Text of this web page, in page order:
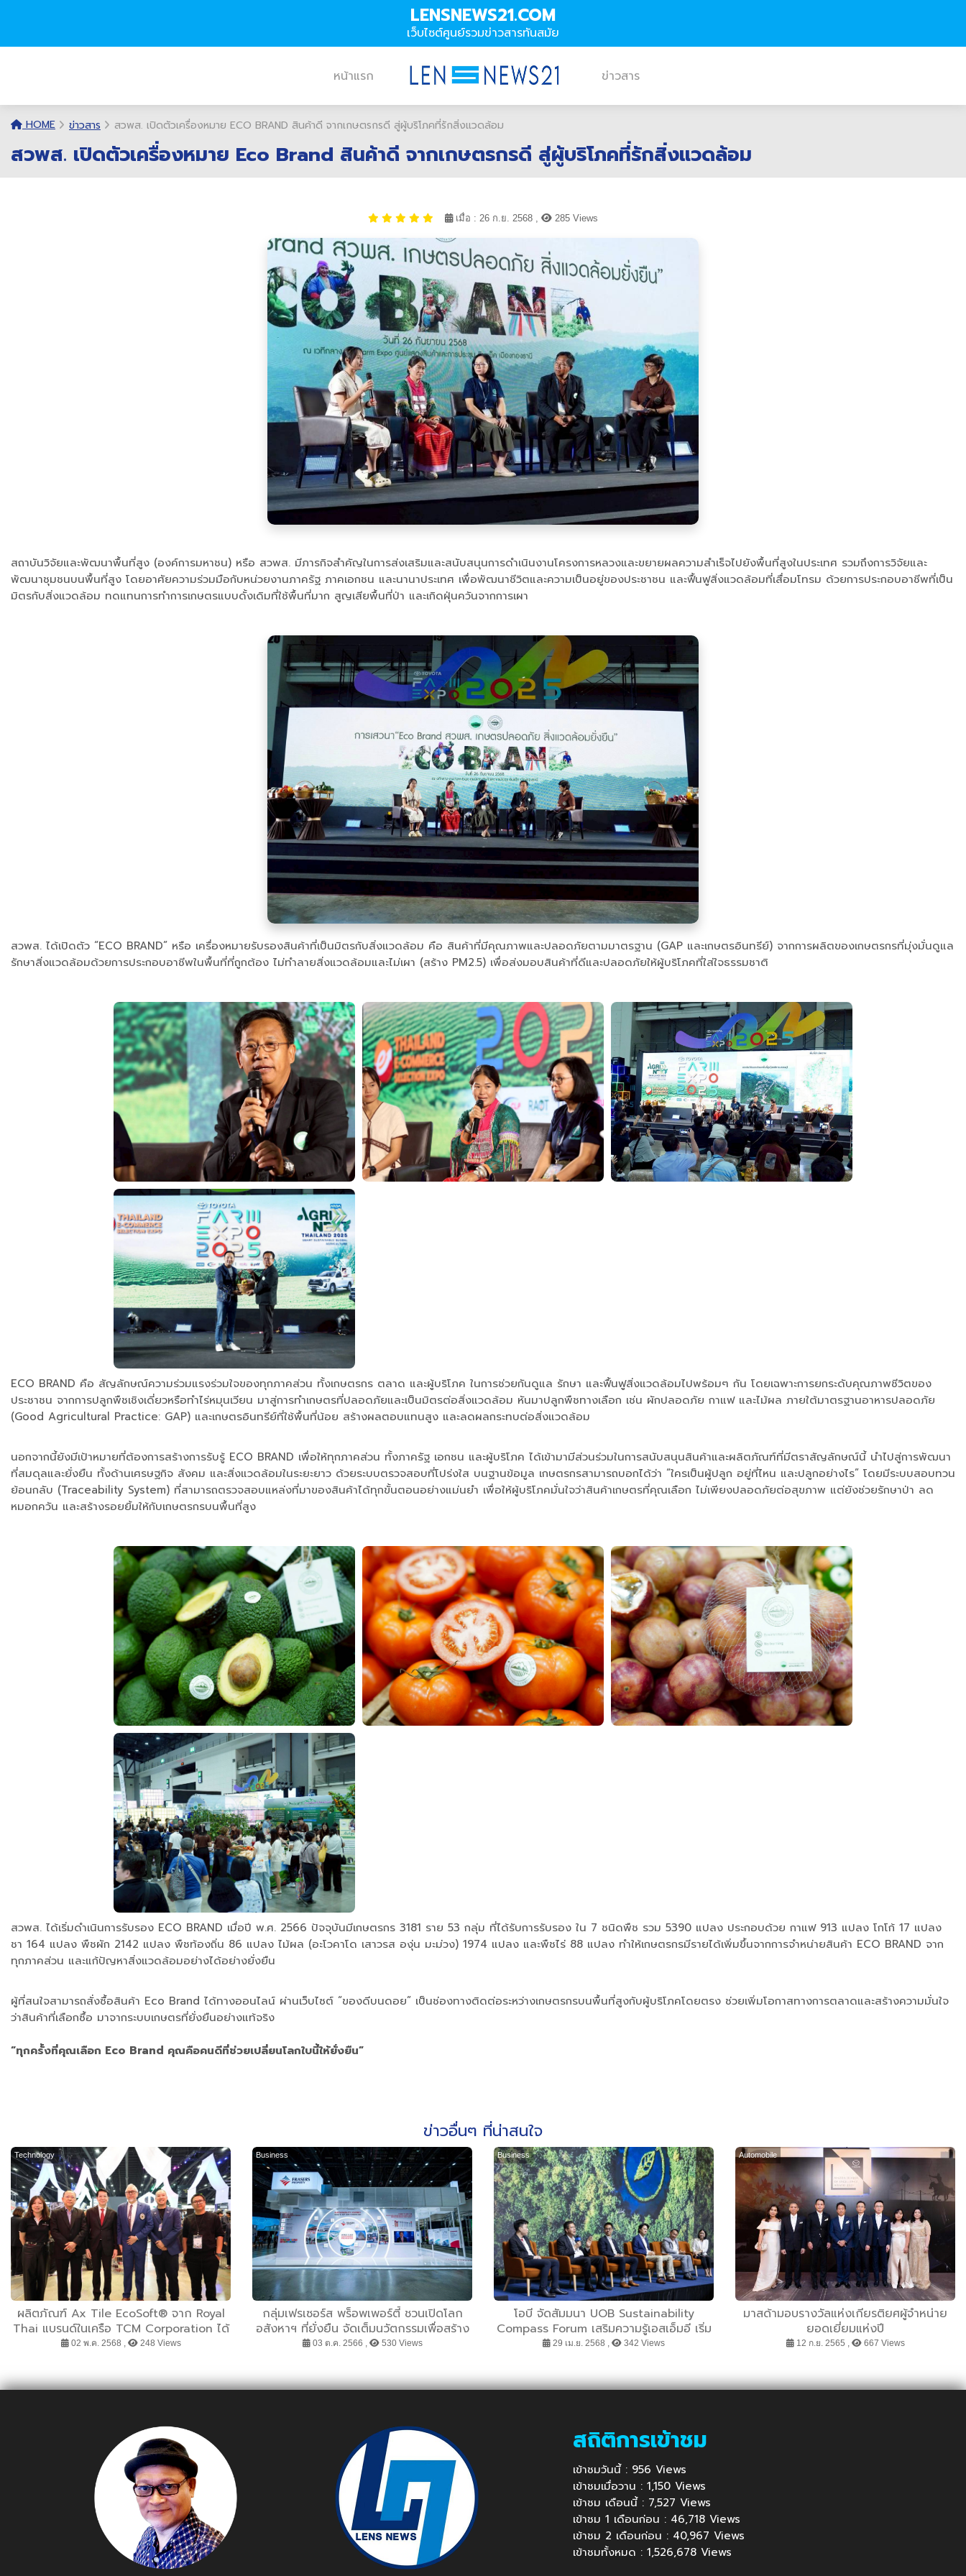
LENSNEWS21.COM
เว็บไซต์ศูนย์รวมข่าวสารทันสมัย
หน้าแรก ข่าวสาร
HOME ข่าวสาร สวพส. เปิดตัวเครื่องหมาย ECO BRAND สินค้าดี จากเกษตรกรดี สู่ผู้บริโภคที่รักสิ่งแวดล้อม
สวพส. เปิดตัวเครื่องหมาย Eco Brand สินค้าดี จากเกษตรกรดี สู่ผู้บริโภคที่รักสิ่งแวดล้อม
เมื่อ : 26 ก.ย. 2568 , 285 Views
สถาบันวิจัยและพัฒนาพื้นที่สูง (องค์การมหาชน) หรือ สวพส. มีภารกิจสำคัญในการส่งเสริมและสนับสนุนการดำเนินงานโครงการหลวงและขยายผลความสำเร็จไปยังพื้นที่สูงในประเทศ รวมถึงการวิจัยและ
พัฒนาชุมชนบนพื้นที่สูง โดยอาศัยความร่วมมือกับหน่วยงานภาครัฐ ภาคเอกชน และนานาประเทศ เพื่อพัฒนาชีวิตและความเป็นอยู่ของประชาชน และฟื้นฟูสิ่งแวดล้อมที่เสื่อมโทรม ด้วยการประกอบอาชีพที่เป็น
มิตรกับสิ่งแวดล้อม ทดแทนการทำการเกษตรแบบดั้งเดิมที่ใช้พื้นที่มาก สูญเสียพื้นที่ป่า และเกิดฝุ่นควันจากการเผา
สวพส. ได้เปิดตัว “ECO BRAND” หรือ เครื่องหมายรับรองสินค้าที่เป็นมิตรกับสิ่งแวดล้อม คือ สินค้าที่มีคุณภาพและปลอดภัยตามมาตรฐาน (GAP และเกษตรอินทรีย์) จากการผลิตของเกษตรกรที่มุ่งมั่นดูแล
รักษาสิ่งแวดล้อมด้วยการประกอบอาชีพในพื้นที่ที่ถูกต้อง ไม่ทำลายสิ่งแวดล้อมและไม่เผา (สร้าง PM2.5) เพื่อส่งมอบสินค้าที่ดีและปลอดภัยให้ผู้บริโภคที่ใส่ใจธรรมชาติ
ECO BRAND คือ สัญลักษณ์ความร่วมแรงร่วมใจของทุกภาคส่วน ทั้งเกษตรกร ตลาด และผู้บริโภค ในการช่วยกันดูแล รักษา และฟื้นฟูสิ่งแวดล้อมไปพร้อมๆ กัน โดยเฉพาะการยกระดับคุณภาพชีวิตของ
ประชาชน จากการปลูกพืชเชิงเดี่ยวหรือทำไร่หมุนเวียน มาสู่การทำเกษตรที่ปลอดภัยและเป็นมิตรต่อสิ่งแวดล้อม หันมาปลูกพืชทางเลือก เช่น ผักปลอดภัย กาแฟ และไม้ผล ภายใต้มาตรฐานอาหารปลอดภัย
(Good Agricultural Practice: GAP) และเกษตรอินทรีย์ที่ใช้พื้นที่น้อย สร้างผลตอบแทนสูง และลดผลกระทบต่อสิ่งแวดล้อม
นอกจากนี้ยังมีเป้าหมายที่ต้องการสร้างการรับรู้ ECO BRAND เพื่อให้ทุกภาคส่วน ทั้งภาครัฐ เอกชน และผู้บริโภค ได้เข้ามามีส่วนร่วมในการสนับสนุนสินค้าและผลิตภัณฑ์ที่มีตราสัญลักษณ์นี้ นำไปสู่การพัฒนา
ที่สมดุลและยั่งยืน ทั้งด้านเศรษฐกิจ สังคม และสิ่งแวดล้อมในระยะยาว ด้วยระบบตรวจสอบที่โปร่งใส บนฐานข้อมูล เกษตรกรสามารถบอกได้ว่า “ใครเป็นผู้ปลูก อยู่ที่ไหน และปลูกอย่างไร” โดยมีระบบสอบทวน
ย้อนกลับ (Traceability System) ที่สามารถตรวจสอบแหล่งที่มาของสินค้าได้ทุกขั้นตอนอย่างแม่นยำ เพื่อให้ผู้บริโภคมั่นใจว่าสินค้าเกษตรที่คุณเลือก ไม่เพียงปลอดภัยต่อสุขภาพ แต่ยังช่วยรักษาป่า ลด
หมอกควัน และสร้างรอยยิ้มให้กับเกษตรกรบนพื้นที่สูง
สวพส. ได้เริ่มดำเนินการรับรอง ECO BRAND เมื่อปี พ.ศ. 2566 ปัจจุบันมีเกษตรกร 3181 ราย 53 กลุ่ม ที่ได้รับการรับรอง ใน 7 ชนิดพืช รวม 5390 แปลง ประกอบด้วย กาแฟ 913 แปลง โกโก้ 17 แปลง
ชา 164 แปลง พืชผัก 2142 แปลง พืชท้องถิ่น 86 แปลง ไม้ผล (อะโวคาโด เสาวรส องุ่น มะม่วง) 1974 แปลง และพืชไร่ 88 แปลง ทำให้เกษตรกรมีรายได้เพิ่มขึ้นจากการจำหน่ายสินค้า ECO BRAND จาก
ทุกภาคส่วน และแก้ปัญหาสิ่งแวดล้อมอย่างได้อย่างยั่งยืน
ผู้ที่สนใจสามารถสั่งซื้อสินค้า Eco Brand ได้ทางออนไลน์ ผ่านเว็บไซต์ “ของดีบนดอย” เป็นช่องทางติดต่อระหว่างเกษตรกรบนพื้นที่สูงกับผู้บริโภคโดยตรง ช่วยเพิ่มโอกาสทางการตลาดและสร้างความมั่นใจ
ว่าสินค้าที่เลือกซื้อ มาจากระบบเกษตรที่ยั่งยืนอย่างแท้จริง
“ทุกครั้งที่คุณเลือก Eco Brand คุณคือคนดีที่ช่วยเปลี่ยนโลกใบนี้ให้ยั่งยืน”
ข่าวอื่นๆ ที่น่าสนใจ
Technology
ผลิตภัณฑ์ Ax Tile EcoSoft® จาก Royal
Thai แบรนด์ในเครือ TCM Corporation ได้
รับรางวัล ASA Platform Selected
02 พ.ค. 2568 , 248 Views
Business
กลุ่มเฟรเซอร์ส พร็อพเพอร์ตี้ ชวนเปิดโลก
อสังหาฯ ที่ยั่งยืน จัดเต็มนวัตกรรมเพื่อสร้าง
สังคมที่ดีกว่าในงาน SX Expo 2023 วันที่
03 ต.ค. 2566 , 530 Views
Business
โอบี จัดสัมมนา UOB Sustainability
Compass Forum เสริมความรู้เอสเอ็มอี เริ่ม
ต้นลดคาร์บอน เพื่อความยั่งยืนและเพิ่มโอกาส
29 เม.ย. 2568 , 342 Views
Automobile
มาสด้ามอบรางวัลแห่งเกียรติยศผู้จำหน่าย
ยอดเยี่ยมแห่งปี
12 ก.ย. 2565 , 667 Views
สถิติการเข้าชม
เข้าชมวันนี้ : 956 Views
เข้าชมเมื่อวาน : 1,150 Views
เข้าชม เดือนนี้ : 7,527 Views
เข้าชม 1 เดือนก่อน : 46,718 Views
เข้าชม 2 เดือนก่อน : 40,967 Views
เข้าชมทั้งหมด : 1,526,678 Views